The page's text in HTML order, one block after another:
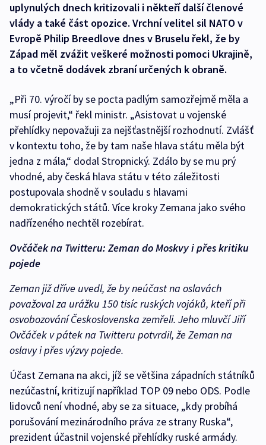
uplynulých dnech kritizovali i někteří další členové
vlády a také část opozice. Vrchní velitel sil NATO v
Evropě Philip Breedlove dnes v Bruselu řekl, že by
Západ měl zvážit veškeré možnosti pomoci Ukrajině,
a to včetně dodávek zbraní určených k obraně.
„Při 70. výročí by se pocta padlým samozřejmě měla a
musí projevit,“ řekl ministr. „Asistovat u vojenské
přehlídky nepovažuji za nejšťastnější rozhodnutí. Zvlášť
v kontextu toho, že by tam naše hlava státu měla být
jedna z mála,“ dodal Stropnický. Zdálo by se mu prý
vhodné, aby česká hlava státu v této záležitosti
postupovala shodně v souladu s hlavami
demokratických států. Více kroky Zemana jako svého
nadřízeného nechtěl rozebírat.
Ovčáček na Twitteru: Zeman do Moskvy i přes kritiku
pojede
Zeman již dříve uvedl, že by neúčast na oslavách
považoval za urážku 150 tisíc ruských vojáků, kteří při
osvobozování Československa zemřeli. Jeho mluvčí Jiří
Ovčáček v pátek na Twitteru potvrdil, že Zeman na
oslavy i přes výzvy pojede.
Účast Zemana na akci, jíž se většina západních státníků
nezúčastní, kritizují například TOP 09 nebo ODS. Podle
lidovců není vhodné, aby se za situace, „kdy probíhá
porušování mezinárodního práva ze strany Ruska“,
prezident účastnil vojenské přehlídky ruské armády.